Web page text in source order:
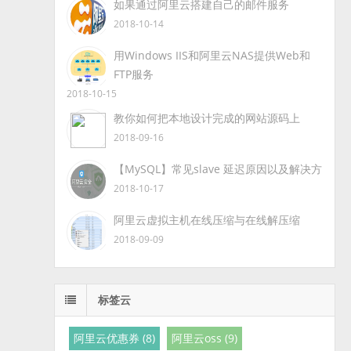
如果通过阿里云搭建自己的邮件服务
2018-10-14
用Windows IIS和阿里云NAS提供Web和
FTP服务
2018-10-15
教你如何把本地设计完成的网站源码上
2018-09-16
【MySQL】常见slave 延迟原因以及解决方
2018-10-17
阿里云虚拟主机在线压缩与在线解压缩
2018-09-09
标签云
阿里云优惠券 (8) 阿里云oss (9)